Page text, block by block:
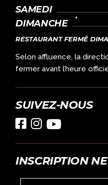
SAMEDI
DIMANCHE
RESTAURANT FERMÉ
Selon affluence, la
fermer avant l’heure
SUIVEZ-NOUS
INSCRIPTION